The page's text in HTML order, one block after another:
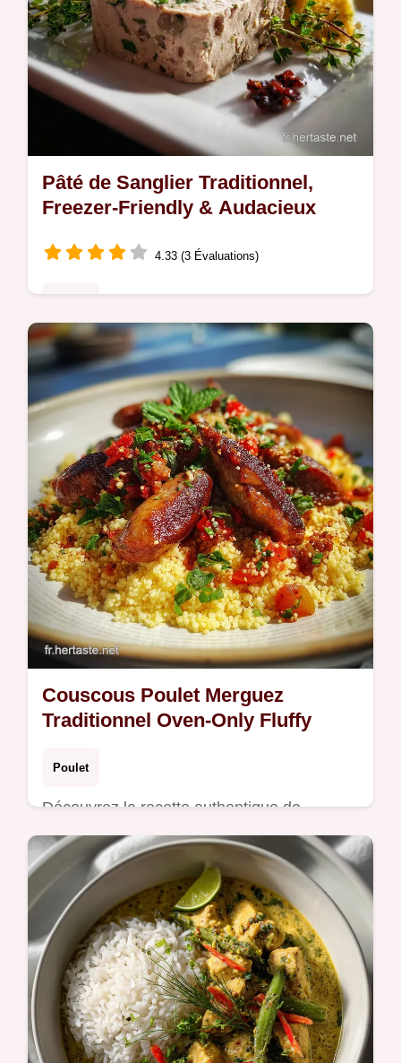
Pâté de Sanglier Traditionnel,
Freezer-Friendly & Audacieux
4.33 (3 Évaluations)
Découvrez notre recette authentique de
pâté de sanglier. Inclut un guide de
minutage détaillé pour une cuisson parfaite.
Prêt pour la conservation en bocaux.
Couscous Poulet Merguez
Traditionnel Oven-Only Fluffy
Poulet
Découvrez la recette authentique de
Couscous poulet merguez. Un plat
traditionnel aux légumes racines et Ras el
hanout.